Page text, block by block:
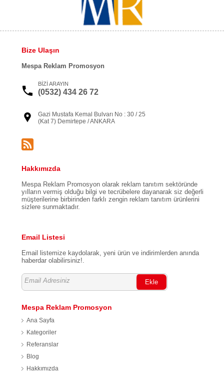
Bize Ulaşın
Mespa Reklam Promosyon
BİZİ ARAYIN
(0532) 434 26 72
Gazi Mustafa Kemal Bulvarı No : 30 / 25
(Kat 7) Demirtepe / ANKARA
Hakkımızda
Mespa Reklam Promosyon olarak reklam tanıtım sektöründe
yılların vermiş olduğu bilgi ve tecrübelere dayanarak siz değerli
müşterilerine birbirinden farklı zengin reklam tanıtım ürünlerini
sizlere sunmaktadır.
Email Listesi
Email listemize kaydolarak, yeni ürün ve indirimlerden anında
haberdar olabilirsiniz!.
Ekle
Mespa Reklam Promosyon
Ana Sayfa
Kategoriler
Referanslar
Blog
Hakkımızda